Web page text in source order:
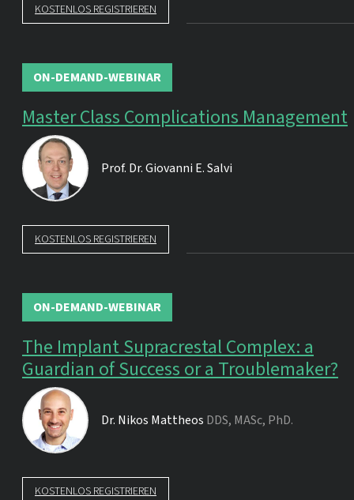
KOSTENLOS REGISTRIEREN
ON-DEMAND-WEBINAR
Master Class Complications Management
Prof. Dr.Giovanni E. Salvi
KOSTENLOS REGISTRIEREN
ON-DEMAND-WEBINAR
The Implant Supracrestal Complex: a
Guardian of Success or a Troublemaker?
Dr. Nikos Mattheos DDS, MASc, PhD.
KOSTENLOS REGISTRIEREN